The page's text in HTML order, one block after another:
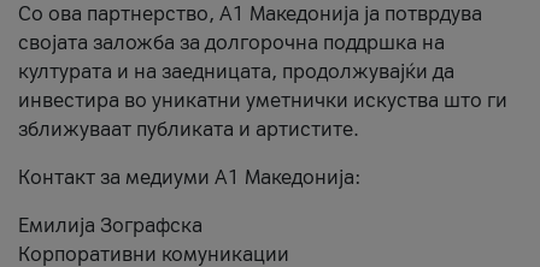
Со ова партнерство, A1 Македонија ја потврдува
својата заложба за долгорочна поддршка на
културата и на заедницата, продолжувајќи да
инвестира во уникатни уметнички искуства што ги
зближуваат публиката и артистите.
Контакт за медиуми А1 Македонија:
Емилија Зографска
Корпоративни комуникации